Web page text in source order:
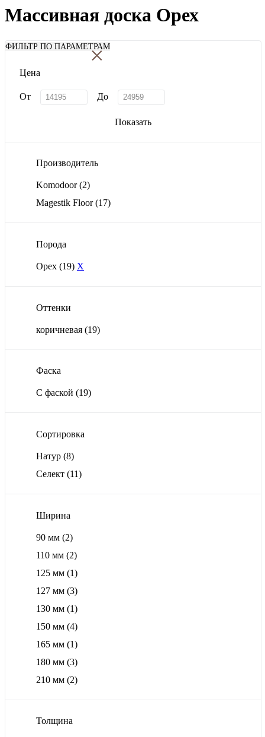
Массивная доска Орех
ФИЛЬТР ПО ПАРАМЕТРАМ
×
Цена
От До
Показать
Производитель
Komodoor(2)
Magestik Floor(17)
Порода
Орех (19) X
Оттенки
коричневая (19)
Фаска
С фаской (19)
Сортировка
Натур (8)
Селект (11)
Ширина
90 мм (2)
110 мм (2)
125 мм (1)
127 мм (3)
130 мм (1)
150 мм (4)
165 мм (1)
180 мм (3)
210 мм (2)
Толщина